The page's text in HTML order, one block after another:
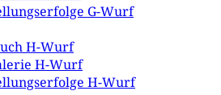
G-Wurf
H-Wurf
H-Wurf
H-Wurf